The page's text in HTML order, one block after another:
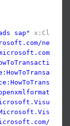
sap" x:Class